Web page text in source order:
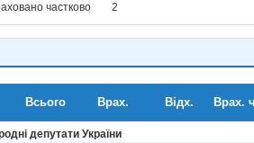
частково
2
Всього Врах. Відх. Врах.
депутати України